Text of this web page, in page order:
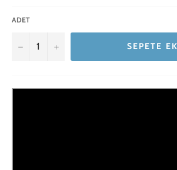
ADET
− + SEPETE